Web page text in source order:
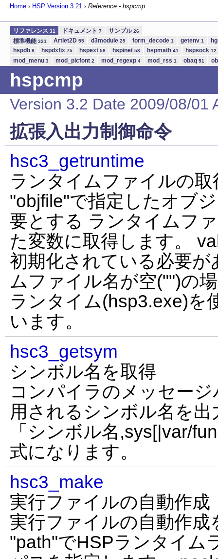
Home › HSP Version 3.21 › Reference - hspcmp
リファレンス 31 ドキュメント 7 サンプル26
標準機能321 Artlet2D 55 d3module 29 form_decode 1 getenv 1
hspdb 8 hspdxfix 75 hspext 58 hspinet 53 hspmath 41 hspsock 12
mod_menu 3 mod_picfont 2 mod_regexp 4 mod_rss 1 obaq 51
hspcmp
Version 3.2 Date 2009/08/01
拡張入出力制御命令
hsc3_getruntime
ランタイムファイルの取
"objfile"で指定したオブ
要とする ランタイムフ
た変数に取得します。
初期化されている必要
ムファイル名が空("")の
ランタイム(hsp3.exe)を
います。
hsc3_getsym
シンボル名を取得
コンパイラのメッセー
用されるシンボル名を
「シンボル名,sys[|var/
式になります。
hsc3_make
実行ファイルの自動作成
実行ファイルの自動作成
"path"でHSPランタイム